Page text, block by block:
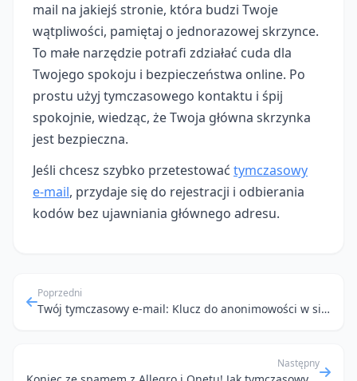
mail na jakiejś stronie, która budzi Twoje
wątpliwości, pamiętaj o jednorazowej skrzynce.
To małe narzędzie potrafi zdziałać cuda dla
Twojego spokoju i bezpieczeństwa online. Po
prostu użyj tymczasowego kontaktu i śpij
spokojnie, wiedząc, że Twoja główna skrzynka
jest bezpieczna.
Jeśli chcesz szybko przetestować tymczasowy
e‑mail, przydaje się do rejestracji i odbierania
kodów bez ujawniania głównego adresu.
Poprzedni
Twój tymczasowy e-mail: Klucz do anonimowości w sieci i bezpieczeństwa na Wi-Fi
Następny